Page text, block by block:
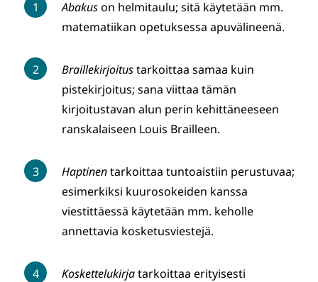
Abakuson helmitaulu; sitä käytetään mm.
matematiikan opetuksessa apuvälineenä.
Braillekirjoitustarkoittaa samaa kuin
pistekirjoitus; sana viittaa tämän
kirjoitustavan alun perin kehittäneeseen
ranskalaiseen Louis Brailleen.
Haptinentarkoittaa tuntoaistiin perustuvaa;
esimerkiksi kuurosokeiden kanssa
viestittäessä käytetään mm. keholle
annettavia kosketusviestejä.
Koskettelukirjatarkoittaa erityisesti